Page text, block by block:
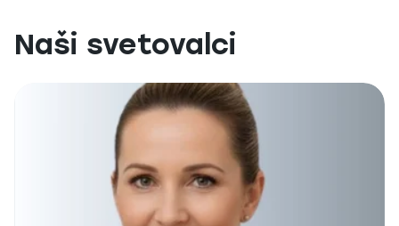
Naši svetovalci